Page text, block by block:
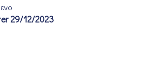
29/12/2023